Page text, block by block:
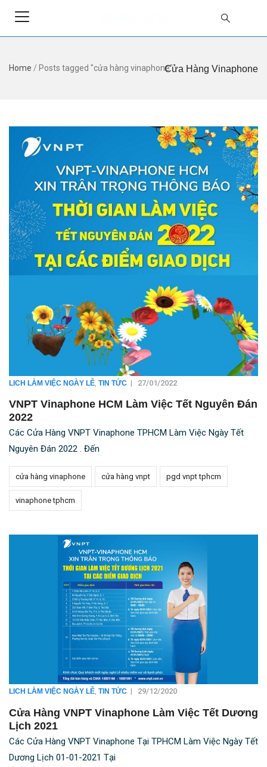
Cửa Hàng Vinaphone
Home / Posts tagged "cửa hàng vinaphone"
LICH LÀM VIỆC NGÀY LỄ TIN TỨC | 27/01/2022
VNPT Vinaphone HCM Làm Việc Tết Nguyên Đán
2022
Các Cửa Hàng VNPT Vinaphone TPHCM Làm Việc Ngày Tết
Nguyên Đán 2022 . Đến
cửa hàng vinaphone cửa hàng vnpt pgd vnpt tphcm
vinaphone tphcm
LICH LÀM VIỆC NGÀY LỄ, TIN TỨC | 29/12/2020
Cửa Hàng VNPT Vinaphone Làm Việc Tết Dương
Lịch 2021
Các Cửa Hàng VNPT Vinaphone Tại TPHCM Làm Việc Ngày Tết
Dương Lịch 01-01-2021 Tại